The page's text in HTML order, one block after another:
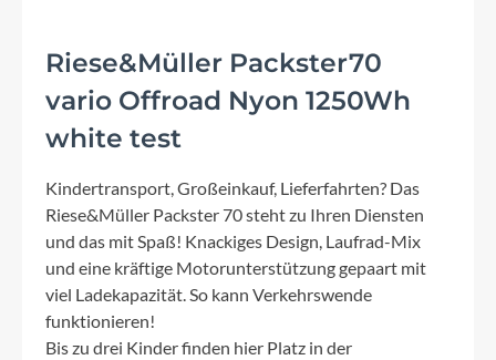
Riese&Müller Packster70
vario Offroad Nyon 1250Wh
white test
Kindertransport, Großeinkauf, Lieferfahrten? Das
Riese&Müller Packster 70 steht zu Ihren Diensten
und das mit Spaß! Knackiges Design, Laufrad-Mix
und eine kräftige Motorunterstützung gepaart mit
viel Ladekapazität. So kann Verkehrswende
funktionieren!
Bis zu drei Kinder finden hier Platz in der